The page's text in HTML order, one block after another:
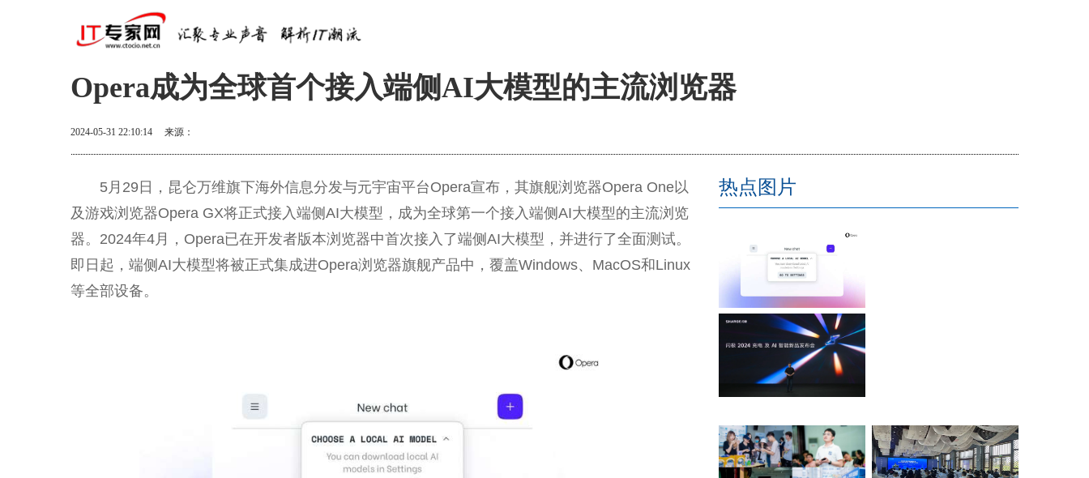
Opera成为全球首个接入端侧AI大模型的主流浏览器
2024-05-31 22:10:14 来源：
5月29日，昆仑万维旗下海外信息分发与元宇宙平台Opera宣布，其旗舰浏览器Opera One以
及游戏浏览器Opera GX将正式接入端侧AI大模型，成为全球第一个接入端侧AI大模型的主流浏览
器。2024年4月，Opera已在开发者版本浏览器中首次接入了端侧AI大模型，并进行了全面测试。
即日起，端侧AI大模型将被正式集成进Opera浏览器旗舰产品中，覆盖Windows、MacOS和Linux
等全部设备。
热点图片